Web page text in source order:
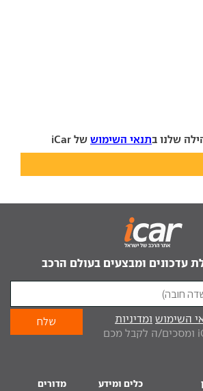
שלנו בתנאי השימוש של iCar
עדכונים ומבצעים בעולם הרכב
השימוש ומדיניות
של iCar ומסכים/ה לקבל מכם
כלים ומידע מדורים